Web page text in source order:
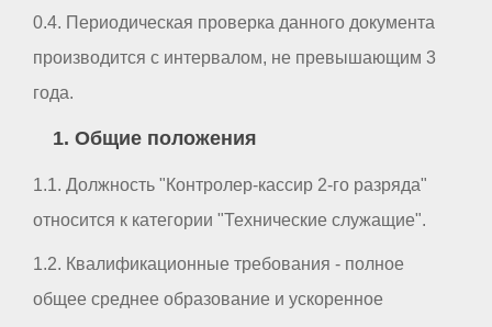
0.4. Периодическая проверка данного документа
производится с интервалом, не превышающим 3
года.
1. Общие положения
1.1. Должность "Контролер-кассир 2-го разряда"
относится к категории "Технические служащие".
1.2. Квалификационные требования - полное
общее среднее образование и ускоренное